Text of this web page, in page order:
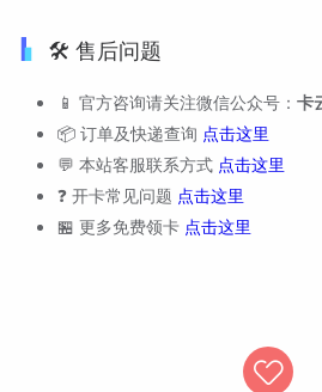
🛠️ 售后问题
📱 官方咨询请关注微信公众号： 卡
📦 订单及快递查询 点击这里
💬 本站客服联系方式 点击这里
❓ 开卡常见问题 点击这里
🏪 更多免费领卡 点击这里